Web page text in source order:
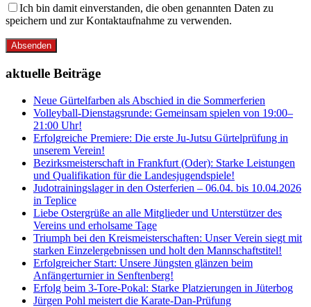
Ich bin damit einverstanden, die oben genannten Daten zu
speichern und zur Kontaktaufnahme zu verwenden.
Absenden
aktuelle Beiträge
Neue Gürtelfarben als Abschied in die Sommerferien
Volleyball-Dienstagsrunde: Gemeinsam spielen von 19:00–
21:00 Uhr!
Erfolgreiche Premiere: Die erste Ju-Jutsu Gürtelprüfung in
unserem Verein!
Bezirksmeisterschaft in Frankfurt (Oder): Starke Leistungen
und Qualifikation für die Landesjugendspiele!
Judotrainingslager in den Osterferien – 06.04. bis 10.04.2026
in Teplice
Liebe Ostergrüße an alle Mitglieder und Unterstützer des
Vereins und erholsame Tage
Triumph bei den Kreismeisterschaften: Unser Verein siegt mit
starken Einzelergebnissen und holt den Mannschaftstitel!
Erfolgreicher Start: Unsere Jüngsten glänzen beim
Anfängerturnier in Senftenberg!
Erfolg beim 3-Tore-Pokal: Starke Platzierungen in Jüterbog
Jürgen Pohl meistert die Karate-Dan-Prüfung